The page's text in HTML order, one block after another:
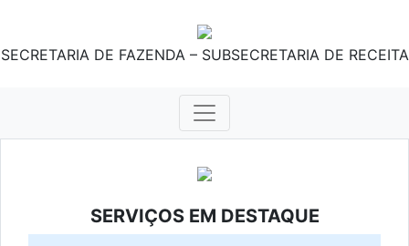
SECRETARIA DE FAZENDA – SUBSECRETARIA DE RECEITA
SERVIÇOS EM DESTAQUE